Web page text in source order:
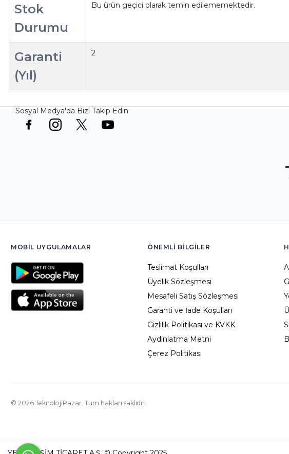
Stok
Durumu
Bu ürün geçici olarak temin edilememektedir.
Garanti
(Yıl)
2
Sosyal Medya'da Bizi Takip Edin
MOBIL UYGULAMALAR ÖNEMLI BILGILER
Teslimat Koşulları
Üyelik Sözleşmesi
Mesafeli Satış Sözleşmesi
Garanti ve İade Koşulları
Gizlilik Politikası ve KVKK
Aydınlatma Metni
Çerez Politikası
© 2026 TeknolojiPazar. Tüm hakları saklıdır.